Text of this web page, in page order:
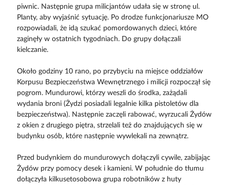
piwnic. Następnie grupa milicjantów udała się w stronę ul.
Planty, aby wyjaśnić sytuację. Po drodze funkcjonariusze MO
rozpowiadali, że idą szukać pomordowanych dzieci, które
zaginęły w ostatnich tygodniach. Do grupy dołączali
kielczanie.
Około godziny 10 rano, po przybyciu na miejsce oddziałów
Korpusu Bezpieczeństwa Wewnętrznego i milicji rozpoczął się
pogrom. Mundurowi, którzy weszli do środka, zażądali
wydania broni (Żydzi posiadali legalnie kilka pistoletów dla
bezpieczeństwa). Następnie zaczęli rabować, wyrzucali Żydów
z okien z drugiego piętra, strzelali też do znajdujących się w
budynku osób, które następnie wywlekali na zewnątrz.
Przed budynkiem do mundurowych dołączyli cywile, zabijając
Żydów przy pomocy desek i kamieni. W południe do tłumu
dołączyła kilkusetosobowa grupa robotników z huty